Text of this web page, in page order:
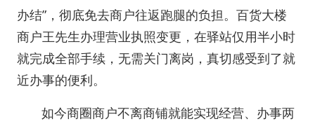
办结”，彻底免去商户往返跑腿的负担。百货大楼
商户王先生办理营业执照变更，在驿站仅用半小时
就完成全部手续，无需关门离岗，真切感受到了就
近办事的便利。
如今商圈商户不离商铺就能实现经营、办事两